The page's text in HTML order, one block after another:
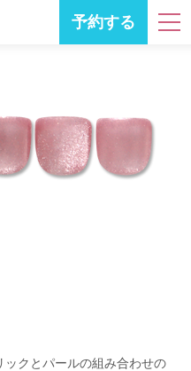
予約する
ックとパールの組み合わせの